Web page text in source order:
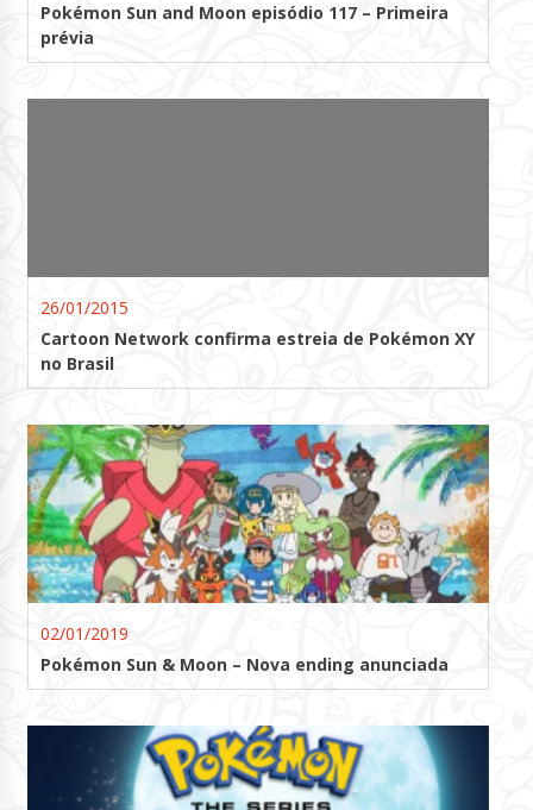
Pokémon Sun and Moon episódio 117 – Primeira
prévia
26/01/2015
Cartoon Network confirma estreia de Pokémon XY
no Brasil
02/01/2019
Pokémon Sun & Moon – Nova ending anunciada